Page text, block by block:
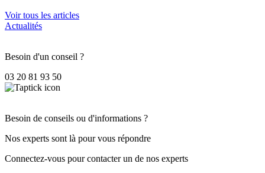
Voir tous les articles
Actualités
Besoin d'un conseil ?
03 20 81 93 50
Besoin de conseils ou d'informations ?
Nos experts sont là pour vous répondre
Connectez-vous pour contacter un de nos experts